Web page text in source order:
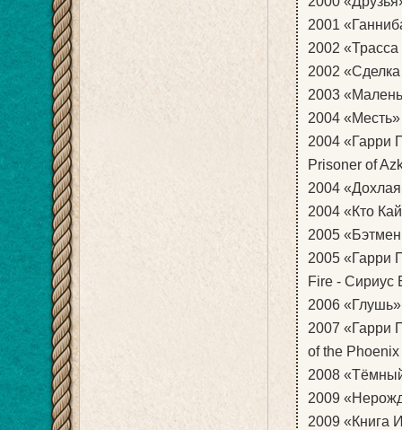
2001
2002
2002
2003
2004
2004 «Гарри
Prisoner of
2004
2004 «Кто
2005
2005 «Гарри
Fire - Сириус
2006
2007 «Гарри
of the
2008
2009
2009 «Книга